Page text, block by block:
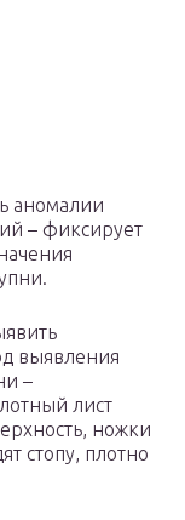
аномалии
– фиксирует
выявления
–
лист
ножки
стопу, плотно